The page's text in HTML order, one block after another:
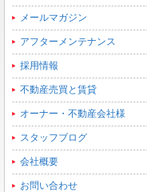
メールマガジン
アフターメンテナンス
採用情報
不動産売買と賃貸
オーナー・不動産会社様
スタッフブログ
会社概要
お問い合わせ